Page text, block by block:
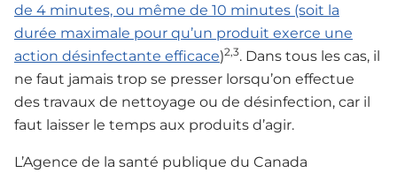
de 4 minutes, ou même de 10 minutes (soit la
durée maximale pour qu’un produit exerce une
action désinfectante efficace)2,3. Dans tous les cas, il
ne faut jamais trop se presser lorsqu’on effectue
des travaux de nettoyage ou de désinfection, car il
faut laisser le temps aux produits d’agir.
L’Agence de la santé publique du Canada